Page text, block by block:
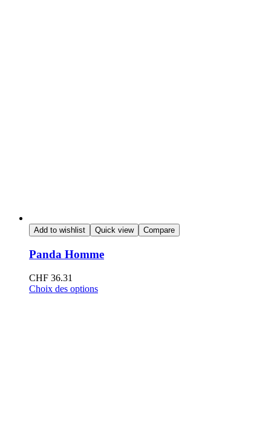
Add to wishlist Quick view Compare
Panda Homme
CHF 36.31
Choix des options